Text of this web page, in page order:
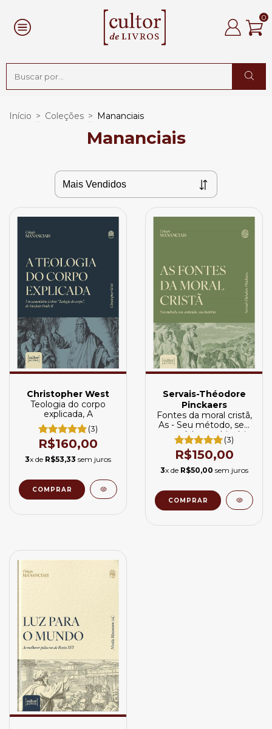
0
Início > Coleções > Mananciais
Mananciais
Christopher West
Teologia do corpo
explicada, A
(3)
R$160,00
3x de R$53,33 sem juros
Servais-Théodore
Pinckaers
Fontes da moral cristã,
As - Seu método, seu
conteúdo, sua história
(3)
R$150,00
3x de R$50,00 sem juros